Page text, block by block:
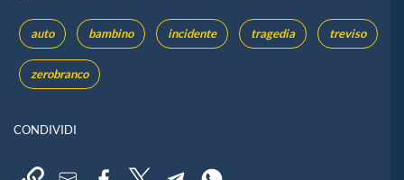
auto bambino incidente tragedia treviso
zerobranco
CONDIVIDI